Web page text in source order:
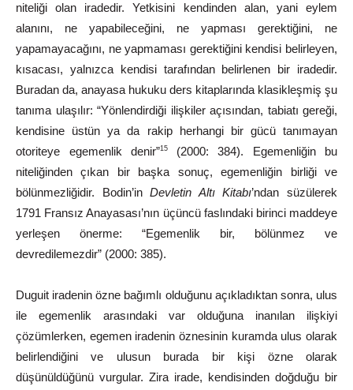
niteliği olan iradedir. Yetkisini kendinden alan, yani eylem
alanını, ne
yapabileceğini, ne yapması gerektiğini, ne
yapamayacağını, ne yapmaması gerektiğini kendisi belirleyen,
kısacası, yalnızca kendisi tarafından belirlenen bir iradedir.
Buradan da, anayasa hukuku ders kitaplarında klasikleşmiş şu
tanıma ulaşılır: “Yönlendirdiği ilişkiler açısından, tabiatı gereği,
kendisine üstün ya da rakip herhangi bir gücü tanımayan
otoriteye egemenlik denir”15
(2000: 384). Egemenliğin bu
niteliğinden çıkan
bir başka sonuç, egemenliğin birliği
ve
bölünmezliğidir.
Bodin’in Devletin Altı Kitabı’ndan süzülerek
1791 Fransız Anayasası’nın üçüncü faslındaki birinci maddeye
yerleşen önerme: “Egemenlik bir, bölünmez ve
devredilemezdir” (2000: 385).
Duguit iradenin özne bağımlı olduğunu açıkladıktan sonra, ulus
ile egemenlik arasındaki var olduğuna inanılan ilişkiyi
çözümlerken, egemen iradenin öznesinin kuramda ulus olarak
belirlendiğini ve ulusun burada bir kişi özne olarak
düşünüldüğünü vurgular. Zira irade, kendisinden doğduğu bir